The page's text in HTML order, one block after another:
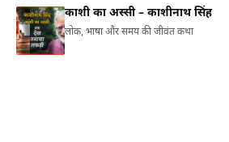
काशी का अस्सी – काशीनाथ सिंह
लोक, भाषा और समय की जीवंत कथा